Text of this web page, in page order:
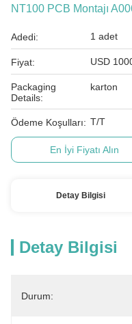
NT100 PCB Montajı
Adedi: 1 adet
Fiyat: USD
Packaging
Details:
karton
Ödeme Koşulları: T/T
En İyi Fiyatı Alın
Detay Bilgisi
Detay Bilgisi
Durum: